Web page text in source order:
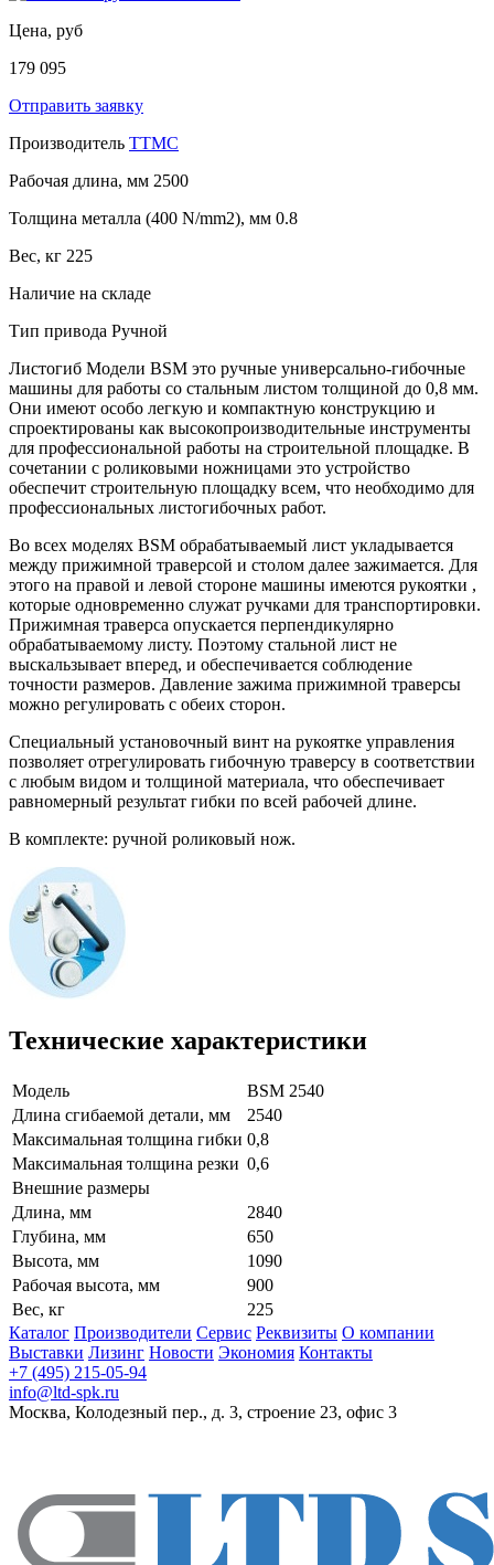
Цена, руб
179 095
Отправить заявку
Производитель TTMC
Рабочая длина, мм 2500
Толщина металла (400 N/mm2), мм 0.8
Вес, кг 225
Наличие на складе
Тип привода Ручной
Листогиб Модели BSM это ручные универсально-гибочные
машины для работы со стальным листом толщиной до 0,8 мм.
Они имеют особо легкую и компактную конструкцию и
спроектированы как высокопроизводительные инструменты
для профессиональной работы на строительной площадке. В
сочетании c роликовыми ножницами это устройство
обеспечит строительную площадку всем, что необходимо для
профессиональных листогибочных работ.
Во всех моделях BSM обрабатываемый лист укладывается
между прижимной траверсой и столом далее зажимается. Для
этого на правой и левой стороне машины имеются рукоятки ,
которые одновременно служат ручками для транспортировки.
Прижимная траверса опускается перпендикулярно
обрабатываемому листу. Поэтому стальной лист не
выскальзывает вперед, и обеспечивается соблюдение
точности размеров. Давление зажима прижимной траверсы
можно регулировать с обеих сторон.
Специальный установочный винт на рукоятке управления
позволяет отрегулировать гибочную траверсу в соответствии
с любым видом и толщиной материала, что обеспечивает
равномерный результат гибки по всей рабочей длине.
В комплекте: ручной роликовый нож.
Технические характеристики
Модель
BSM 2540
Длина сгибаемой детали, мм
2540
Максимальная толщина гибки 0,8
Максимальная толщина резки 0,6
Внешние размеры
Длина, мм
2840
Глубина, мм
650
Высота, мм
1090
Рабочая высота, мм
900
Вес, кг
225
Каталог Производители Сервис Реквизиты О компании
Выставки Лизинг Новости Экономия Контакты
+7 (495) 215-05-94
info@ltd-spk.ru
Москва, Колодезный пер., д. 3, строение 23, офис 3